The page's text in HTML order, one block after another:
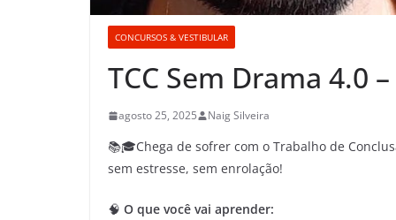
CONCURSOS & VESTIBULAR
TCC Sem Drama 4.0
agosto 25, 2025 Naig Silveira
📚🎓Chega de sofrer com o Trabalho de
sem estresse, sem enrolação!
🧠 O que você vai aprender: